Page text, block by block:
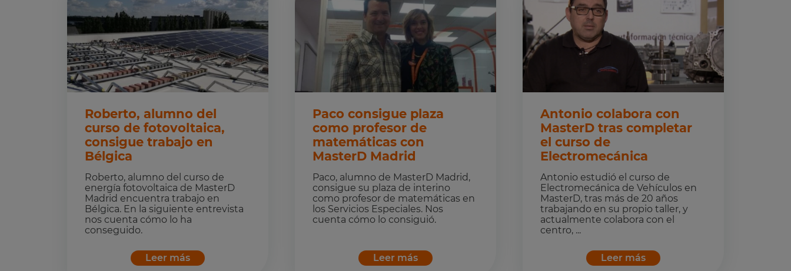
Roberto, alumno del
curso de fotovoltaica,
consigue trabajo en
Bélgica
Roberto, alumno del curso de
energía fotovoltaica de MasterD
Madrid encuentra trabajo en
Bélgica. En la siguiente entrevista
nos cuenta cómo lo ha
conseguido.
Leer más
Paco consigue plaza
como profesor de
matemáticas con
MasterD Madrid
Paco, alumno de MasterD Madrid,
consigue su plaza de interino
como profesor de matemáticas en
los Servicios Especiales. Nos
cuenta cómo lo consiguió.
Leer más
Antonio colabora con
MasterD tras completar
el curso de
Electromecánica
Antonio estudió el curso de
Electromecánica de Vehículos en
MasterD, tras más de 20 años
trabajando en su propio taller, y
actualmente colabora con el
centro, ...
Leer más